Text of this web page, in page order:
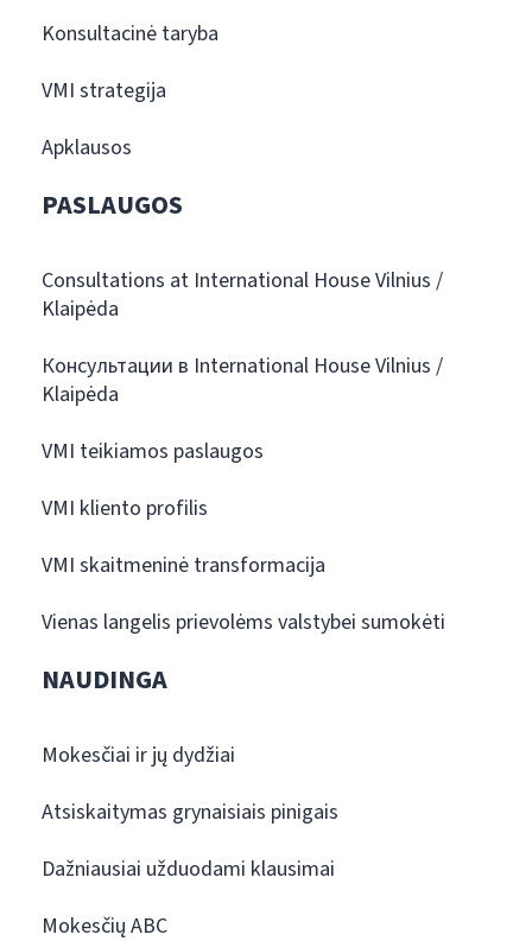
Konsultacinė taryba
VMI strategija
Apklausos
PASLAUGOS
Consultations at International House Vilnius /
Klaipėda
Консультации в International House Vilnius /
Klaipėda
VMI teikiamos paslaugos
VMI kliento profilis
VMI skaitmeninė transformacija
Vienas langelis prievolėms valstybei sumokėti
NAUDINGA
Mokesčiai ir jų dydžiai
Atsiskaitymas grynaisiais pinigais
Dažniausiai užduodami klausimai
Mokesčių ABC